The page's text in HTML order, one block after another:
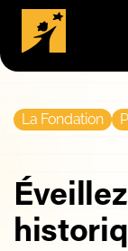
La Fondation